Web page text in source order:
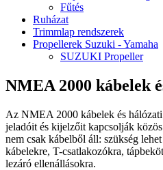
Fűtés
Ruházat
Trimmlap rendszerek
Propellerek Suzuki - Yamaha
SUZUKI Propeller
NMEA 2000 kábelek
Az NMEA 2000 kábelek és
jeladóit és kijelzőit kapcsolják
nem csak kábelből áll: szükség
kábelekre, T-csatlakozókra,
lezáró ellenállásokra.